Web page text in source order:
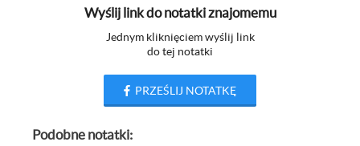
Wyślij link do notatki znajomemu
Jednym kliknięciem wyślij link
do tej notatki
PRZEŚLIJ NOTATKĘ
Podobne notatki: